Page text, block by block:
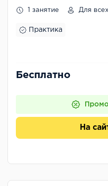
1 занятие Для всех
Практика
Бесплатно
На